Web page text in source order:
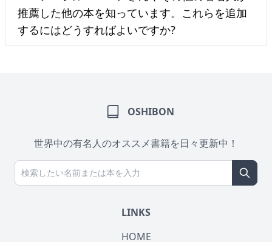
推薦した他の本を知っています。これらを追加
するにはどうすればよいですか?
OSHIBON
世界中の有名人のオススメ書籍を日々更新中！
LINKS
HOME